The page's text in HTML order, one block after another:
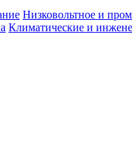
Низковольтное и
Климатические и